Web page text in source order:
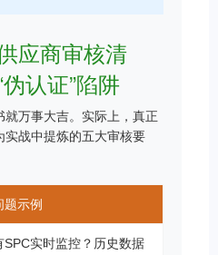
应商审核清
认证”陷阱
万事大吉。实际上，真正
实战中提炼的五大审核要
题示例
SPC实时监控？历史数据